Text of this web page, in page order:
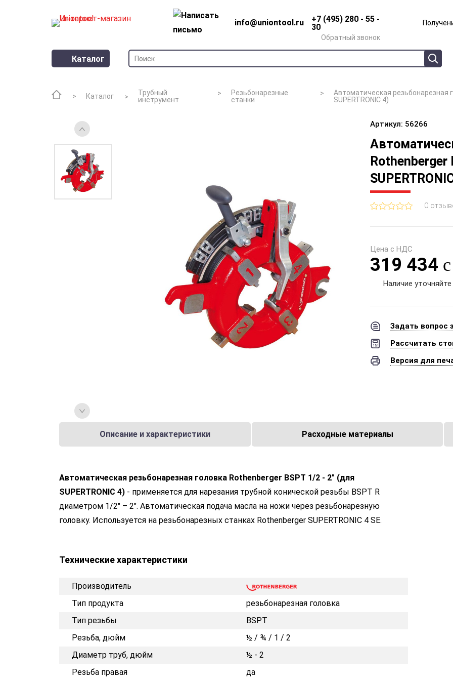
info@uniontool.ru
+7 (495) 280 - 55 -
30
Обратный звонок
Каталог
Каталог
Трубный
инструмент
Резьбонарезные
станки
Автоматическая резьбонарезная
SUPERTRONIC 4)
Артикул: 56266
0
Цена с НДС
319 434
Наличие уточняйте
Задать вопрос
Рассчитать
Версия для
Описание и характеристики Расходные материалы
Автоматическая резьбонарезная головка Rothenberger BSPT 1/2 - 2" (для
SUPERTRONIC 4) - применяется для нарезания трубной конической резьбы BSPT R
диаметром 1/2" – 2". Автоматическая подача масла на ножи через резьбонарезную
головку. Используется на резьбонарезных станках Rothenberger SUPERTRONIС 4 SE.
Технические характеристики
Производитель
Тип продукта
резьбонарезная головка
Тип резьбы
BSPT
Резьба, дюйм
½ / ¾ / 1 / 2
Диаметр труб, дюйм
½ - 2
Резьба правая
да